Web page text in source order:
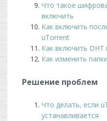
Что такое
включить
Как включить
uTorrent
Как включить DHT
Как изменить
Решение проблем
Что делать, если
устанавливается